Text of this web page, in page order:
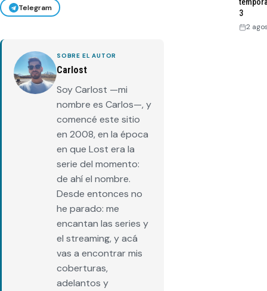
Telegram
SOBRE EL AUTOR
Carlost
Soy Carlost —mi
nombre es Carlos—, y
comencé este sitio
en 2008, en la época
en que Lost era la
serie del momento:
de ahí el nombre.
Desde entonces no
he parado: me
encantan las series y
el streaming, y acá
vas a encontrar mis
coberturas,
adelantos y
3
2